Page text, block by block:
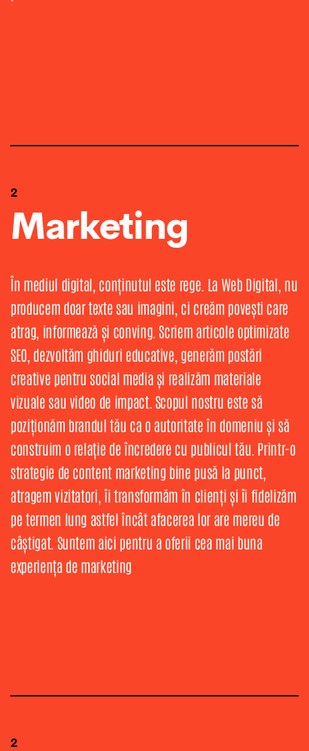
2
Marketing
În mediul digital, conținutul este rege. La Web Digital, nu
producem doar texte sau imagini, ci creăm povești care
atrag, informează și conving. Scriem articole optimizate
SEO, dezvoltăm ghiduri educative, generăm postări
creative pentru social media și realizăm materiale
vizuale sau video de impact. Scopul nostru este să
poziționăm brandul tău ca o autoritate în domeniu și să
construim o relație de încredere cu publicul tău. Printr-o
strategie de content marketing bine pusă la punct,
atragem vizitatori, îi transformăm în clienți și îi fidelizăm
pe termen lung astfel încât afacerea lor are mereu de
câștigat. Suntem aici pentru a oferii cea mai buna
experiența de marketing
2